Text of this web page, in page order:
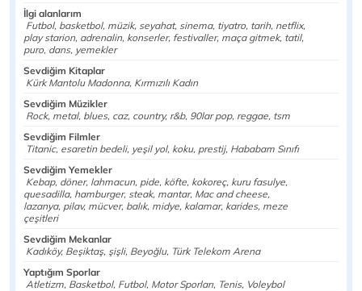
İlgi alanlarım
Futbol, basketbol, müzik, seyahat, sinema, tiyatro, tarih, netflix,
play starion, adrenalin, konserler, festivaller, maça gitmek, tatil,
puro, dans, yemekler
Sevdiğim Kitaplar
Kürk Mantolu Madonna, Kırmızılı Kadın
Sevdiğim Müzikler
Rock, metal, blues, caz, country, r&b, 90lar pop, reggae, tsm
Sevdiğim Filmler
Titanic, esaretin bedeli, yeşil yol, koku, prestij, Hababam Sınıfı
Sevdiğim Yemekler
Kebap, döner, lahmacun, pide, köfte, kokoreç, kuru fasulye,
quesadilla, hamburger, steak, mantar, Mac and cheese,
lazanya, pilav, mücver, balık, midye, kalamar, karides, meze
çeşitleri
Sevdiğim Mekanlar
Kadıköy, Beşiktaş, şişli, Beyoğlu, Türk Telekom Arena
Yaptığım Sporlar
Atletizm, Basketbol, Futbol, Motor Sporları, Tenis, Voleybol